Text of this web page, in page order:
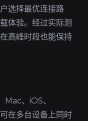
选择最优连接路
体验。经过实际测
高峰时段也能保持
、iOS、
在多台设备上同时